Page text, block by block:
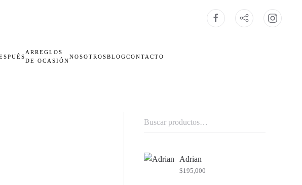
ARREGLOS
DE OCASIÓN
NOSOTROSBLOGCONTACTO
Buscar
por:
Adrian
$195,000